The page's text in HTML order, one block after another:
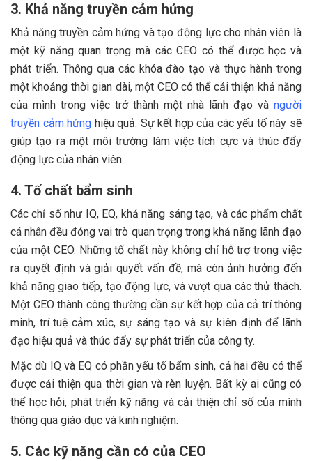
3. Khả năng truyền cảm hứng
Khả năng truyền cảm hứng và tạo động lực cho nhân viên là
một kỹ năng quan trọng mà các CEO có thể được học và
phát triển. Thông qua các khóa đào tạo và thực hành trong
một khoảng thời gian dài, một CEO có thể cải thiện khả năng
của mình trong việc trở thành một nhà lãnh đạo và người
truyền cảm hứng hiệu quả. Sự kết hợp của các yếu tố này sẽ
giúp tạo ra một môi trường làm việc tích cực và thúc đẩy
động lực của nhân viên.
4. Tố chất bẩm sinh
Các chỉ số như IQ, EQ, khả năng sáng tạo, và các phẩm chất
cá nhân đều đóng vai trò quan trọng trong khả năng lãnh đạo
của một CEO. Những tố chất này không chỉ hỗ trợ trong việc
ra quyết định và giải quyết vấn đề, mà còn ảnh hưởng đến
khả năng giao tiếp, tạo động lực, và vượt qua các thử thách.
Một CEO thành công thường cần sự kết hợp của cả trí thông
minh, trí tuệ cảm xúc, sự sáng tạo và sự kiên định để lãnh
đạo hiệu quả và thúc đẩy sự phát triển của công ty.
Mặc dù IQ và EQ có phần yếu tố bẩm sinh, cả hai đều có thể
được cải thiện qua thời gian và rèn luyện. Bất kỳ ai cũng có
thể học hỏi, phát triển kỹ năng và cải thiện chỉ số của mình
thông qua giáo dục và kinh nghiệm.
5. Các kỹ năng cần có của CEO